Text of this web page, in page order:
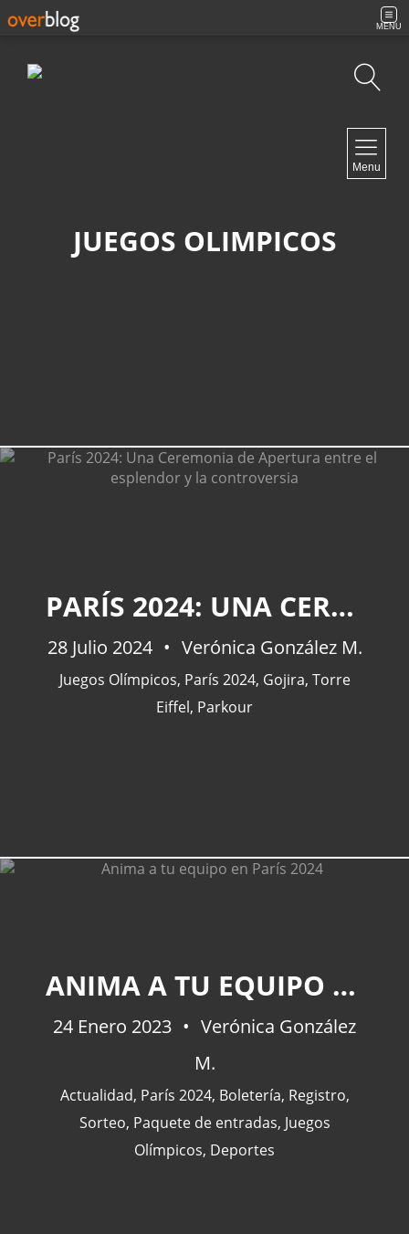
MENU
Menu
JUEGOS OLIMPICOS
PARÍS 2024: UNA CEREMONIA DE APERTURA ENTRE EL ESPLENDOR Y LA CONTROVERSIA
28 Julio 2024 Verónica González M.
Juegos Olímpicos, París 2024, Gojira, Torre
Eiffel, Parkour
ANIMA A TU EQUIPO EN PARÍS 2024
24 Enero 2023
Verónica González
M.
Actualidad, París 2024, Boletería, Registro,
Sorteo, Paquete de entradas, Juegos
Olímpicos, Deportes
Actualidad (227)
Barcelona(47)
Europa (47)
Venezuela(43)